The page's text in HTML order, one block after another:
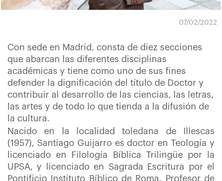
07/02/2022
Con sede en Madrid, consta de diez secciones
que abarcan las diferentes disciplinas
académicas y tiene como uno de sus fines
defender la dignificación del título de Doctor y
contribuir al desarrollo de las ciencias, las letras,
las artes y de todo lo que tienda a la difusión de
la cultura.
Nacido en la localidad toledana de Illescas
(1957), Santiago Guijarro es doctor en Teología y
licenciado en Filología Bíblica Trilingüe por la
UPSA, y licenciado en Sagrada Escritura por el
Pontificio Instituto Bíblico de Roma. Profesor de